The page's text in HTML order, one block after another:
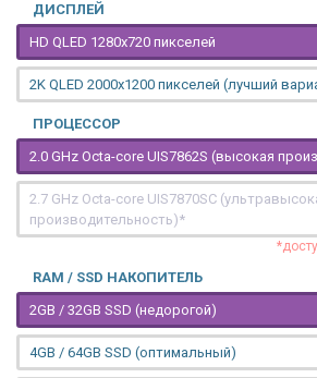
ДИСПЛЕЙ
HD QLED 1280x720 пикселей
2K QLED 2000х1200 пикселей (лучший
ПРОЦЕССОР
2.0 GHz Octa-core UIS7862S (высокая
2.7 GHz Octa-core UIS7870SC
производительность)*
RAM / SSD НАКОПИТЕЛЬ
2GB / 32GB SSD (недорогой)
4GB / 64GB SSD (оптимальный)